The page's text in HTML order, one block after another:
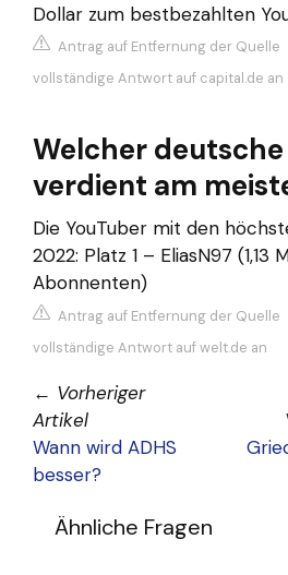
Dollar zum bestbezahlten
Antrag auf Entfernung der Quelle
vollständige Antwort auf capital.de an
Welcher deutsche
verdient am
Die YouTuber mit den
2022: Platz 1 – EliasN97 (1,13
Abonnenten)
Antrag auf Entfernung der Quelle
vollständige Antwort auf welt.de an
← Vorheriger
Artikel
Wann wird ADHS
besser?
Ähnliche Fragen